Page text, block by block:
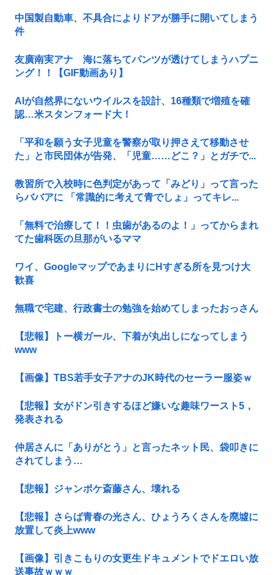
中国製自動車、不具合によりドアが勝手に開いてしまう
件
友廣南実アナ 海に落ちてパンツが透けてしまうハプニ
ング！！【GIF動画あり】
AIが自然界にないウイルスを設計、16種類で増殖を確
認…米スタンフォード大！
「平和を願う女子児童を警察が取り押さえて移動させ
た」と市民団体が告発、「児童……どこ？」とガチで...
教習所で入校時に色判定があって「みどり」って言った
らババアに 「常識的に考えて青でしょ」ってキレ...
「無料で治療して！！虫歯があるのよ！」ってからまれ
てた歯科医の旦那がいるママ
ワイ、GoogleマップであまりにΗすぎる所を見つけ大
歓喜
無職で宅建、行政書士の勉強を始めてしまったおっさん
【悲報】トー横ガール、下着が丸出しになってしまう
www
【画像】TBS若手女子アナのJK時代のセーラー服姿ｗ
【悲報】女がドン引きするほど嫌いな趣味ワースト5，
発表される
仲居さんに「ありがとう」と言ったネット民、袋叩きに
されてしまう…
【悲報】ジャンポケ斎藤さん、壊れる
【悲報】さらば青春の光さん、ひょうろくさんを廃墟に
放置して炎上www
【画像】引きこもりの女更生ドキュメントでドエロい放
送事故ｗｗｗ